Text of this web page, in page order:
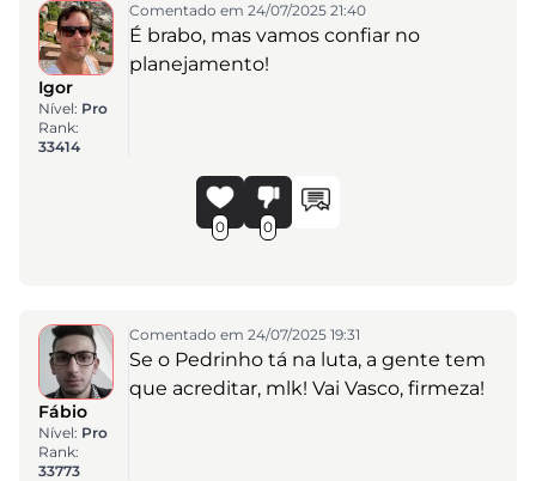
Igor
Nível: Pro
Rank:
33414
Comentado em 24/07/2025 21:40
É brabo, mas vamos confiar no
planejamento!
0 0
Fábio
Nível: Pro
Rank:
33773
Comentado em 24/07/2025 19:31
Se o Pedrinho tá na luta, a gente tem
que acreditar, mlk! Vai Vasco, firmeza!